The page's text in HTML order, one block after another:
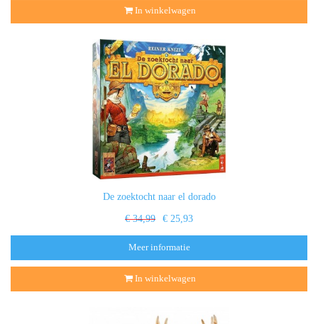
In winkelwagen
De zoektocht naar el dorado
€ 34,99 € 25,93
Meer informatie
In winkelwagen